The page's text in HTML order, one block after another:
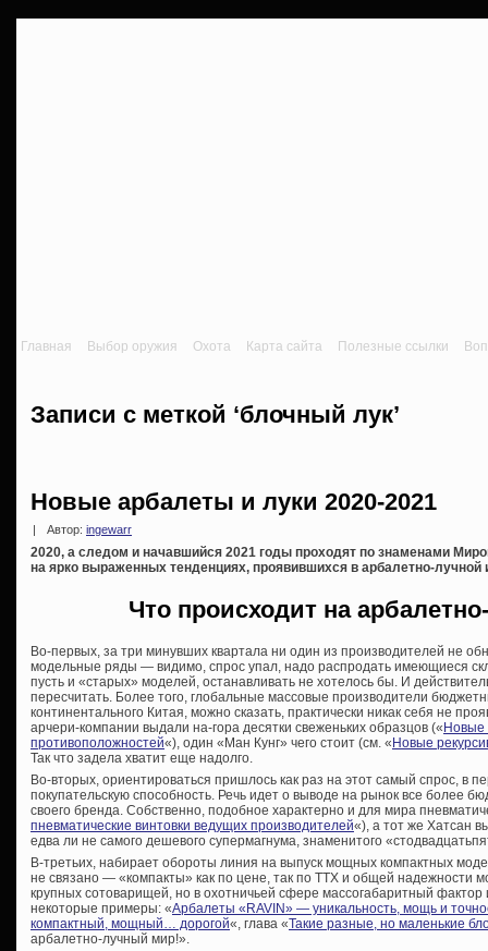
Главная Выбор оружия Охота Карта сайта Полезные ссылки
Записи с меткой ‘блочный лук’
Новые арбалеты и луки 2020-2021
Автор: ingewarr
2020, а следом и начавшийся 2021 годы проходят по знаменами
на ярко выраженных тенденциях, проявившихся в арбалетно-лучной
Что происходит на
Во-первых, за три минувших квартала ни один из производителей не
модельные ряды — видимо, спрос упал, надо распродать имеющиеся
пусть и «старых» моделей, останавливать не хотелось бы. И
пересчитать. Более того, глобальные массовые производители
континентального Китая, можно сказать, практически никак себя не
арчери-компании выдали на-гора десятки свеженьких образцов («Новые
противоположностей«), один «Ман Кунг» чего стоит (см. «Новые
Так что задела хватит еще надолго.
Во-вторых, ориентироваться пришлось как раз на этот самый спрос, в
покупательскую способность. Речь идет о выводе на рынок все более
своего бренда. Собственно, подобное характерно и для мира
пневматические винтовки ведущих производителей«), а тот же Хатсан
едва ли не самого дешевого супермагнума, знаменитого
В-третьих, набирает обороты линия на выпуск мощных компактных
не связано — «компакты» как по цене, так по ТТХ и общей надежности
крупных сотоварищей, но в охотничьей сфере массогабаритный
некоторые примеры: «Арбалеты «RAVIN» — уникальность, мощь и
компактный, мощный… дорогой«, глава «Такие разные, но маленькие
арбалетно-лучный мир!».